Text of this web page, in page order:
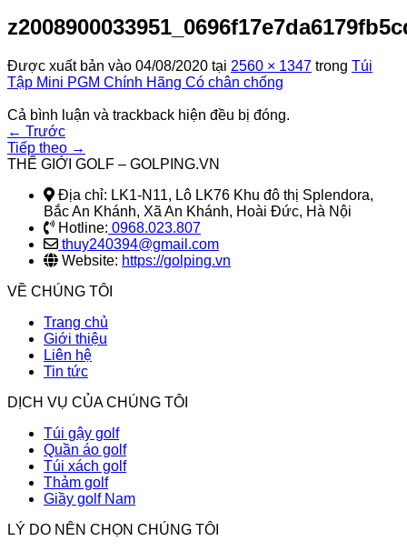
Được xuất bản vào 04/08/2020 tại 2560 × 1347 trong Túi
Tập Mini PGM Chính Hãng Có chân chống
Cả bình luận và trackback hiện đều bị đóng.
← Trước
Tiếp theo →
THẾ GIỚI GOLF – GOLPING.VN
Địa chỉ: LK1-N11, Lô LK76 Khu đô thị Splendora,
Bắc An Khánh, Xã An Khánh, Hoài Đức, Hà Nội
Hotline: 0968.023.807
thuy240394@gmail.com
Website: https://golping.vn
VỀ CHÚNG TÔI
Trang chủ
Giới thiệu
Liên hệ
Tin tức
DỊCH VỤ CỦA CHÚNG TÔI
Túi gậy golf
Quần áo golf
Túi xách golf
Thảm golf
Giầy golf Nam
LÝ DO NÊN CHỌN CHÚNG TÔI